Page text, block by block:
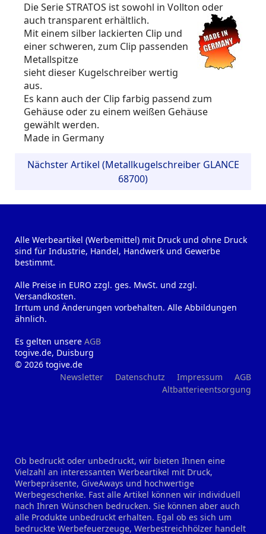
Die Serie STRATOS ist sowohl in Vollton oder
auch transparent erhältlich.
Mit einem silber lackierten Clip und
einer schweren, zum Clip passenden
Metallspitze
sieht dieser Kugelschreiber wertig
aus.
Es kann auch der Clip farbig passend zum
Gehäuse oder zu einem weißen Gehäuse
gewählt werden.
Made in Germany
Nächster Artikel (Metallkugelschreiber GLANCE
68700)
Alle Werbeartikel (Werbemittel) mit Druck und ohne Druck
sind für Industrie, Handel, Handwerk und Gewerbe
bestimmt.
Alle Preise in EURO zzgl. ges. MwSt. und zzgl.
Versandkosten.
Irrtum und Änderungen vorbehalten. Alle Abbildungen
ähnlich.
Es gelten unsere AGB
togive.de, Duisburg
© 2026 togive.de
Newsletter
Datenschutz Impressum
AGB
Altbatterieentsorgung
Ob bedruckt oder unbedruckt, wir bieten Ihnen eine
Vielzahl an interessanten Werbeartikel mit Druck,
Werbepräsente, GiveAways und hochwertige
Werbegeschenke. Fast alle Artikel können wir individuell
nach Ihren Wünschen bedrucken. Sie können aber auch
alle Produkte unbedruckt erhalten. Egal ob es sich um
bedruckte Werbefeuerzeuge, Werbestreichhölzer handelt